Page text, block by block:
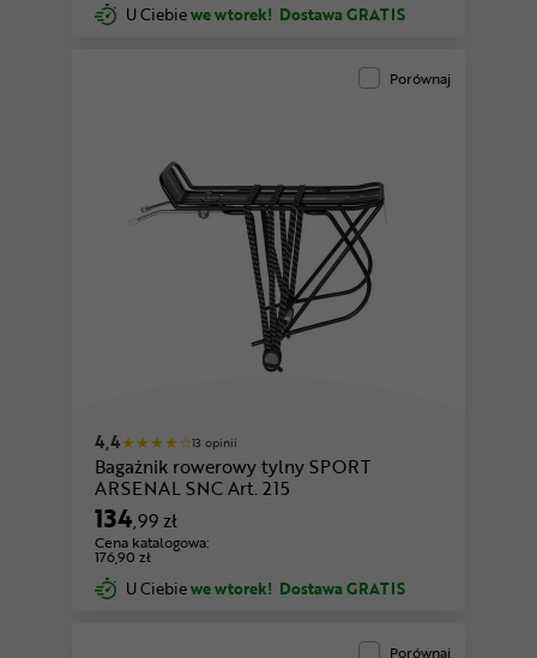
U Ciebiewe wtorek! Dostawa GRATIS
Porównaj
4,4 13 opinii
Bagażnik rowerowy tylny SPORT
ARSENAL SNC Art. 215
134,99 zł
Cena katalogowa:
176,90 zł
U Ciebiewe wtorek! Dostawa GRATIS
Porównaj